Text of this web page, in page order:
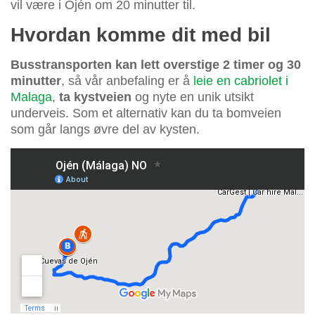
vil være i Ojén om 20 minutter til.
Hvordan komme dit med bil
Busstransporten kan lett overstige 2 timer og 30
minutter, så vår anbefaling er å leie en cabriolet i
Malaga, ta kystveien og nyte en unik utsikt
underveis. Som et alternativ kan du ta bomveien
som går langs øvre del av kysten.